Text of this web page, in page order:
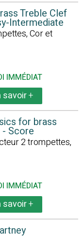
Treble Clef
Intermediate
Cor et
IMMÉDIAT
savoir+
for brass
Score
2 trompettes,
IMMÉDIAT
savoir+